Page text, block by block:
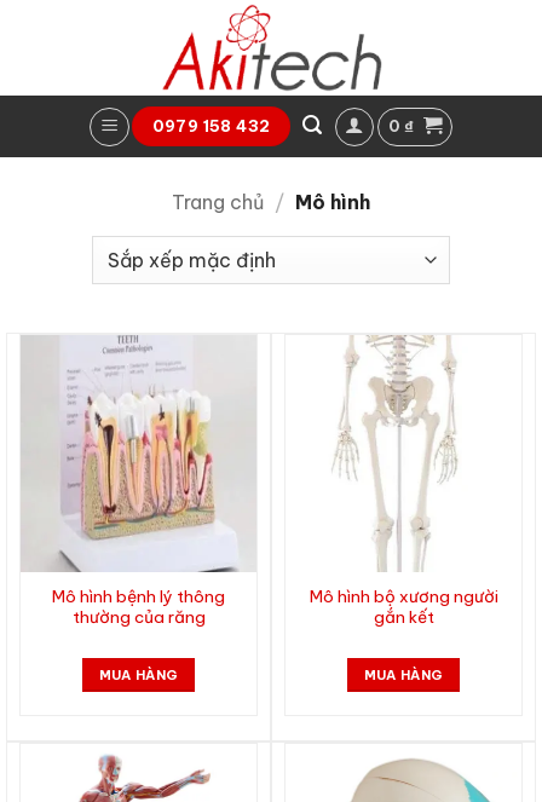
0979 158 432 0 ₫
Trang chủ / Mô hình
Mô hình bệnh lý thông
thường của răng
MUA HÀNG
Mô hình bộ xương người
gắn kết
MUA HÀNG